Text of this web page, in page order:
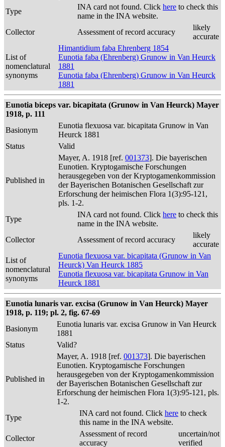
Type
INA card not found. Click here to check this
name in the INA website.
Collector
Assessment of record accuracy
likely
accurate
List of
nomenclatural
synonyms
Himantidium faba Ehrenberg 1854
Eunotia faba (Ehrenberg) Grunow in Van Heurck
1881
Eunotia faba (Ehrenberg) Grunow in Van Heurck
1881
Eunotia biceps var. bicapitata (Grunow in Van Heurck) Mayer
1918, p. 111
Basionym
Eunotia flexuosa var. bicapitata Grunow in Van
Heurck 1881
Status
Valid
Published in
Mayer, A. 1918 [ref. 001373]. Die bayerischen
Eunotien. Kryptogamische Forschungen
herausgegeben von der Kryptogamenkommission
der Bayerischen Botanischen Gesellschaft zur
Erforschung der heimischen Flora 1(3):95-121,
pls. 1-2.
Type
INA card not found. Click here to check this
name in the INA website.
Collector
Assessment of record accuracy
likely
accurate
List of
nomenclatural
synonyms
Eunotia flexuosa var. bicapitata (Grunow in Van
Heurck) Van Heurck 1885
Eunotia flexuosa var. bicapitata Grunow in Van
Heurck 1881
Eunotia lunaris var. excisa (Grunow in Van Heurck) Mayer
1918, p. 119; pl. 2, fig. 67-69
Basionym
Eunotia lunaris var. excisa Grunow in Van Heurck
1881
Status
Valid?
Published in
Mayer, A. 1918 [ref. 001373]. Die bayerischen
Eunotien. Kryptogamische Forschungen
herausgegeben von der Kryptogamenkommission
der Bayerischen Botanischen Gesellschaft zur
Erforschung der heimischen Flora 1(3):95-121, pls.
1-2.
Type
INA card not found. Click here to check
this name in the INA website.
Collector
Assessment of record
accuracy
uncertain/not
verified